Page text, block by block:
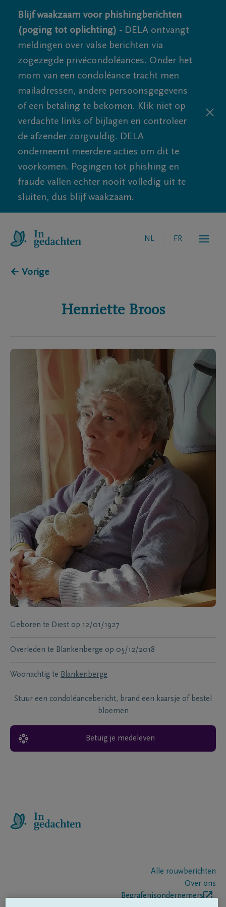
Blijf waakzaam voor phishingberichten
(poging tot oplichting) - DELA ontvangt
meldingen over valse berichten via
zogezegde privécondoléances. Onder het
mom van een condoléance tracht men
mailadressen, andere persoonsgegevens
of een betaling te bekomen. Klik niet op
verdachte links of bijlagen en controleer
de afzender zorgvuldig. DELA
onderneemt meerdere acties om dit te
voorkomen. Pogingen tot phishing en
fraude vallen echter nooit volledig uit te
sluiten, dus blijf waakzaam.
NL FR
← Vorige
Henriette Broos
Geboren te Diest op 12/01/1927
Overleden te Blankenberge op 05/12/2018
Woonachtig te Blankenberge
Stuur een condoléancebericht, brand een kaarsje of bestel
bloemen
Betuig je medeleven
Alle rouwberichten
Over ons
Begrafenisondernemers